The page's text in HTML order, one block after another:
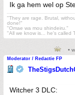
Ik ga hem wel op
"They are rage. Brutal,
done!"
"Omae wa mou shindeiru."
"All we know is... he's called
•
Moderator / Redactie FP
Witcher 3 DLC: